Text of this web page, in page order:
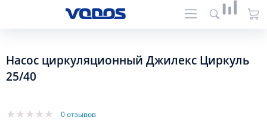
Насос циркуляционный Джилекс Циркуль
25/40
0 отзывов